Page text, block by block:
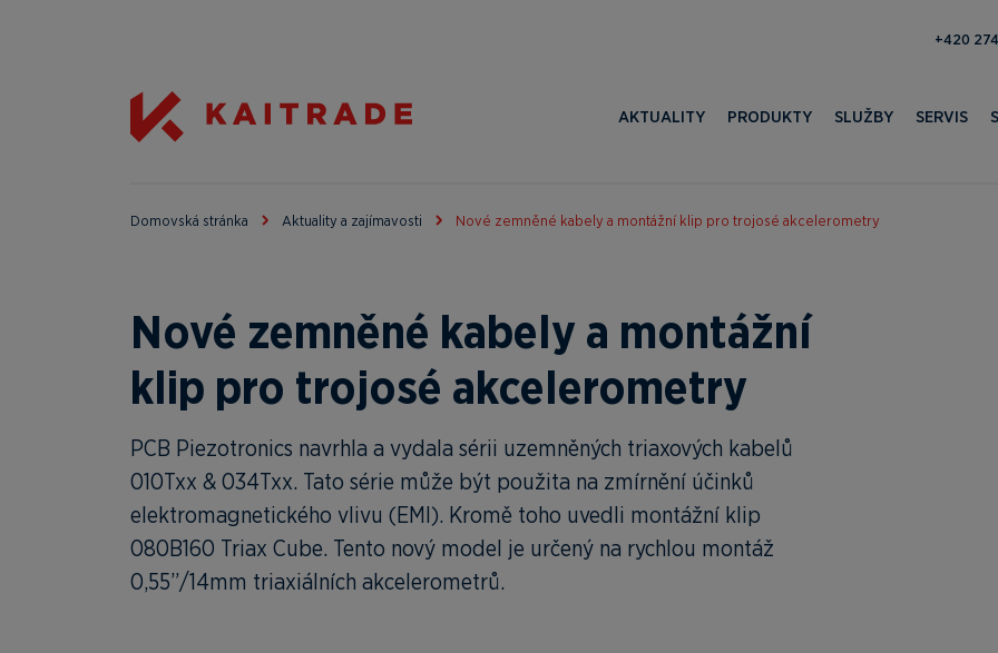
193 100
AKTUALITY PRODUKTY SLUŽBY SERVIS
Domovská stránka Aktuality a zajímavosti Nové zemněné kabely a montážní klip pro trojosé akcelerometry
Nové zemněné kabely a montážní
klip pro trojosé akcelerometry
PCB Piezotronics navrhla a vydala sérii uzemněných triaxových kabelů
010Txx & 034Txx. Tato série může být použita na zmírnění účinků
elektromagnetického vlivu (EMI). Kromě toho uvedli montážní klip
080B160 Triax Cube. Tento nový model je určený na rychlou montáž
0,55”/14mm triaxiálních akcelerometrů.